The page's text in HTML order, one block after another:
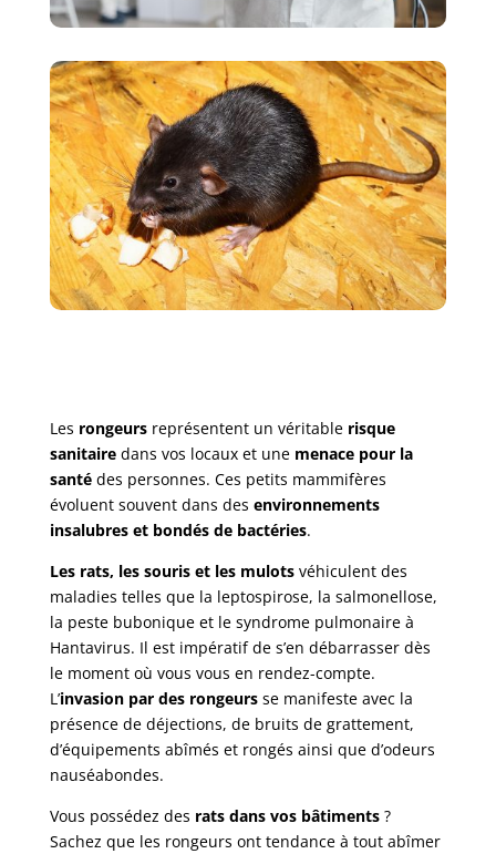
Les rongeursreprésentent un véritable risque
sanitairedans vos locaux et une menace pour la
santédes personnes. Ces petits mammifères
évoluent souvent dans des environnements
insalubres et bondés de bactéries.
Les rats, les souris et les mulotsvéhiculent des
maladies telles que la leptospirose, la salmonellose,
la peste bubonique et le syndrome pulmonaire à
Hantavirus. Il est impératif de s’en débarrasser dès
le moment où vous vous en rendez-compte.
L’invasion par des rongeurs se manifeste avec la
présence de déjections, de bruits de grattement,
d’équipements abîmés et rongés ainsi que d’odeurs
nauséabondes.
Vous possédez des rats dans vos bâtiments?
Sachez que les rongeurs ont tendance à tout abîmer